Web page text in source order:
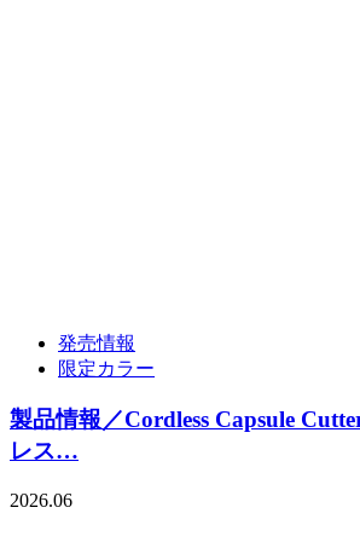
発売情報
限定カラー
製品情報／Cordless Capsule
レス…
2026.06